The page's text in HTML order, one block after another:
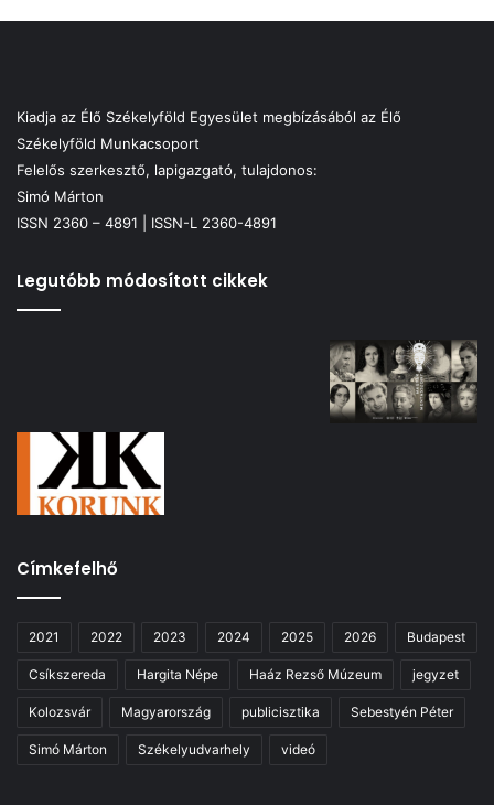
Kiadja az Élő Székelyföld Egyesület megbízásából az Élő
Székelyföld Munkacsoport
Felelős szerkesztő, lapigazgató, tulajdonos:
Simó Márton
ISSN 2360 – 4891 | ISSN-L 2360-4891
Legutóbb módosított cikkek
Címkefelhő
2021 2022 2023 2024 2025 2026 Budapest
Csíkszereda Hargita Népe Haáz Rezső Múzeum jegyzet
Kolozsvár Magyarország publicisztika Sebestyén Péter
Simó Márton Székelyudvarhely videó